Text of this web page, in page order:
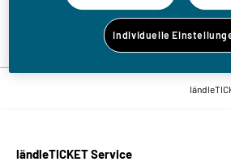
Zurück zur
ländleTICKET Service
Individuelle